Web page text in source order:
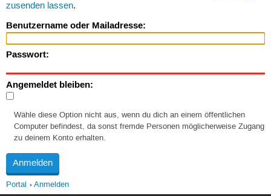
zusenden lassen.
Benutzername oder Mailadresse:
Passwort:
Angemeldet bleiben:
Wähle diese Option nicht aus, wenn du dich an einem öffentlichen
Computer befindest, da sonst fremde Personen möglicherweise Zugang
zu deinem Konto erhalten.
Portal Anmelden